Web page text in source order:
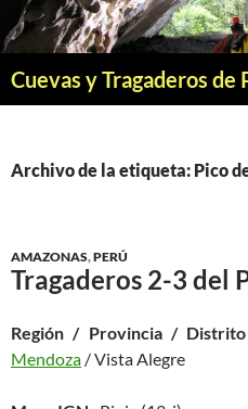
Saltar
al
Cuevas y Tragaderos de
Archivo de la etiqueta: Pico
AMAZONAS,PERÚ
Tragaderos 2-3 del
Región / Provincia / Distrito
Mendoza / Vista Alegre